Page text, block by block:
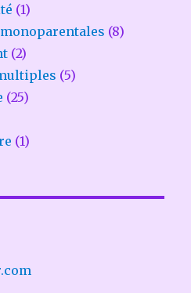
(1)
(8)
(2)
(5)
(25)
(1)